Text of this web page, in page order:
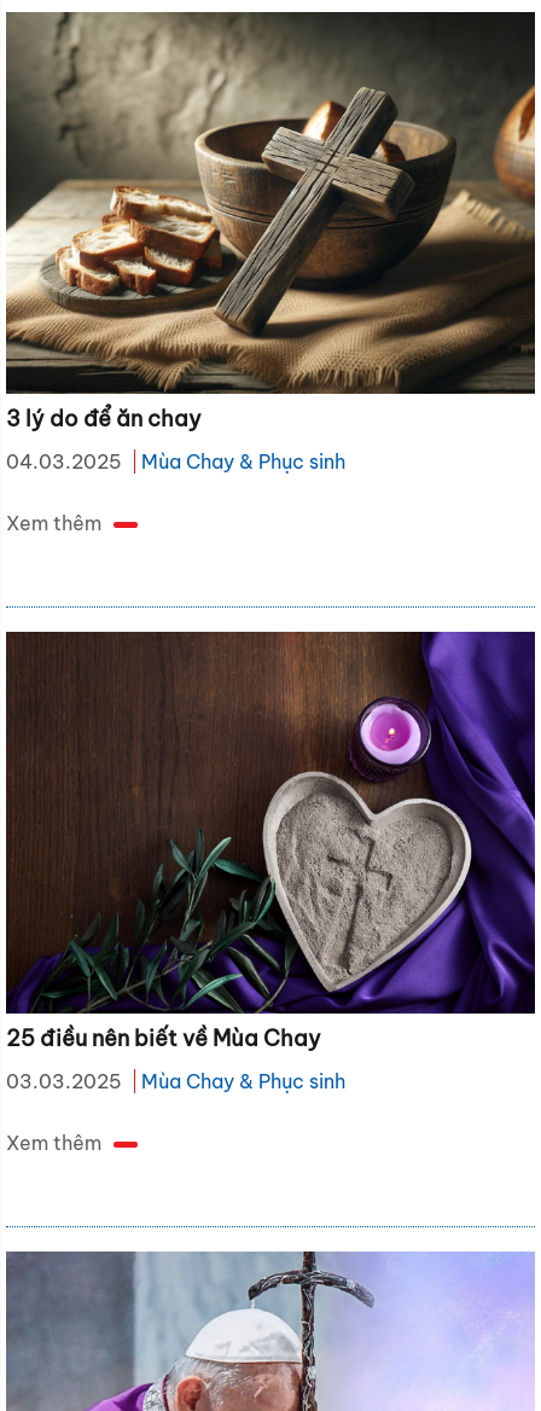
3 lý do để ăn chay
04.03.2025 Mùa Chay & Phục sinh
Xem thêm
25 điều nên biết về Mùa Chay
03.03.2025 Mùa Chay & Phục sinh
Xem thêm